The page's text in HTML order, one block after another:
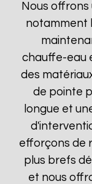
Nous
notamment
chauffe-eau
des
de pointe
longue et
efforçons de
plus brefs
et nous